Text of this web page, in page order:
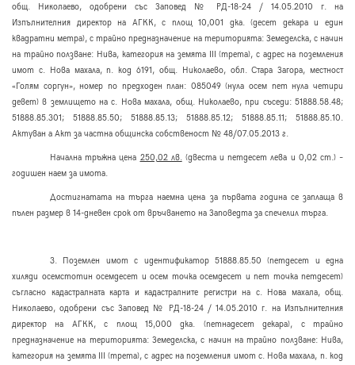
общ. Николаево, одобрени със Заповед № РД-18-24 / 14.05.2010 г. на
Изпълнителния директор на АГКК, с площ 10,001 дка. (десет декара и един
квадратни метра), с трайно предназначение на територията: Земеделска, с начин
на трайно ползване: Нива, категория на земята III (трета), с адрес на поземления
имот с. Нова махала, п. код 6191, общ. Николаево, обл. Стара Загора, местност
«Голям соргун», номер по предходен план: 085049 (нула осем пет нула четири
девет) в землището на с. Нова махала, общ. Николаево, при съседи: 51888.58.48;
51888.85.301; 51888.85.50; 51888.85.13; 51888.85.12; 51888.85.11; 51888.85.10.
Актуван а Акт за частна общинска собственост № 48/07.05.2013 г.
Начална тръжна цена 250,02 лв.(двеста и петдесет лева и 0,02 ст.) –
годишен наем за имота.
Достигнатата на търга наемна цена за първата година се заплаща в
пълен размер в 14-дневен срок от връчването на Заповедта за спечелил търга.
3. Поземлен имот с идентификатор 51888.85.50 (петдесет и една
хиляди осемстотин осемдесет и осем точка осемдесет и пет точка петдесет)
съгласно кадастралната карта и кадастралните регистри на с. Нова махала, общ.
Николаево, одобрени със Заповед № РД-18-24 / 14.05.2010 г. на Изпълнителния
директор на АГКК, с площ 15,000 дка. (петнадесет декара), с трайно
предназначение на територията: Земеделска, с начин на трайно ползване: Нива,
категория на земята III (трета), с адрес на поземления имот с. Нова махала, п. код